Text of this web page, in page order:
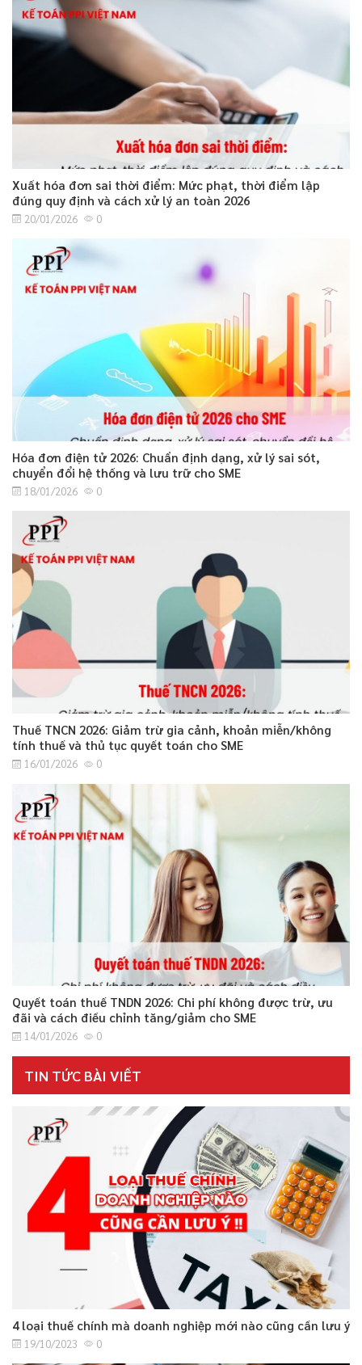
Xuất hóa đơn sai thời điểm: Mức phạt, thời điểm lập
đúng quy định và cách xử lý an toàn 2026
20/01/2026 0
Hóa đơn điện tử 2026: Chuẩn định dạng, xử lý sai sót,
chuyển đổi hệ thống và lưu trữ cho SME
18/01/2026 0
Thuế TNCN 2026: Giảm trừ gia cảnh, khoản miễn/không
tính thuế và thủ tục quyết toán cho SME
16/01/2026 0
Quyết toán thuế TNDN 2026: Chi phí không được trừ, ưu
đãi và cách điều chỉnh tăng/giảm cho SME
14/01/2026 0
TIN TỨC BÀI VIẾT
4 loại thuế chính mà doanh nghiệp mới nào cũng cần lưu ý
19/10/2023 0